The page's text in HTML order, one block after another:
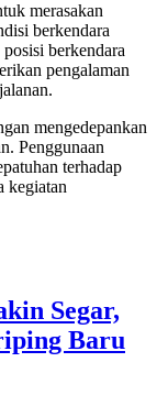
merasakan
berkendara
berkendara
pengalaman
mengedepankan
Penggunaan
terhadap
kegiatan
Segar,
Baru